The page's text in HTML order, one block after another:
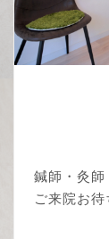
鍼師・灸師
ご来院お待